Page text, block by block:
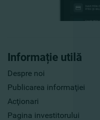
Informație utilă
Despre noi
Publicarea informaţiei
Acţionari
Pagina investitorului